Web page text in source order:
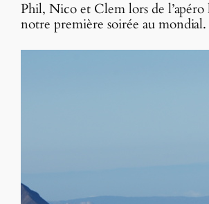
Phil, Nico et Clem lors de
notre première soirée au mondial.